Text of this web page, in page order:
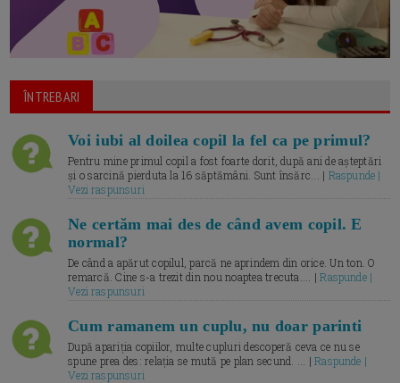
ÎNTREBARI
Voi iubi al doilea copil la fel ca pe primul?
Pentru mine primul copil a fost foarte dorit, după ani de așteptări
și o sarcină pierduta la 16 săptămâni. Sunt însărc... | Raspunde |
Vezi raspunsuri
Ne certăm mai des de când avem copil. E
normal?
De când a apărut copilul, parcă ne aprindem din orice. Un ton. O
remarcă. Cine s-a trezit din nou noaptea trecuta.... |Raspunde |
Vezi raspunsuri
Cum ramanem un cuplu, nu doar parinti
După apariția copiilor, multe cupluri descoperă ceva ce nu se
spune prea des: relația se mută pe plan secund. ... |Raspunde |
Vezi raspunsuri